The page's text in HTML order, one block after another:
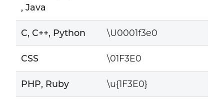
, Java
C, C++, Python \U0001f3e0
CSS \01F3E0
PHP, Ruby \u{1F3E0}